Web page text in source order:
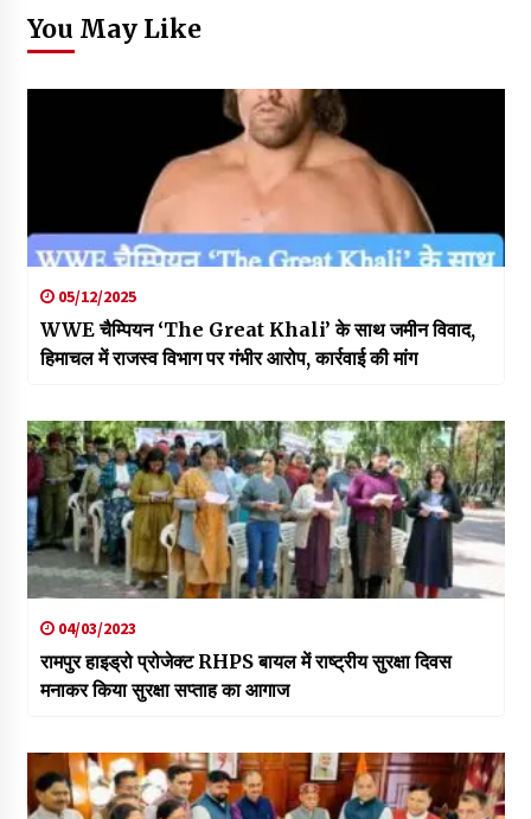
You May Like
05/12/2025
WWE चैम्पियन ‘The Great Khali’ के साथ जमीन विवाद,
हिमाचल में राजस्व विभाग पर गंभीर आरोप, कार्रवाई की मांग
04/03/2023
रामपुर हाइड्रो प्रोजेक्ट RHPS बायल में राष्ट्रीय सुरक्षा दिवस
मनाकर किया सुरक्षा सप्ताह का आगाज